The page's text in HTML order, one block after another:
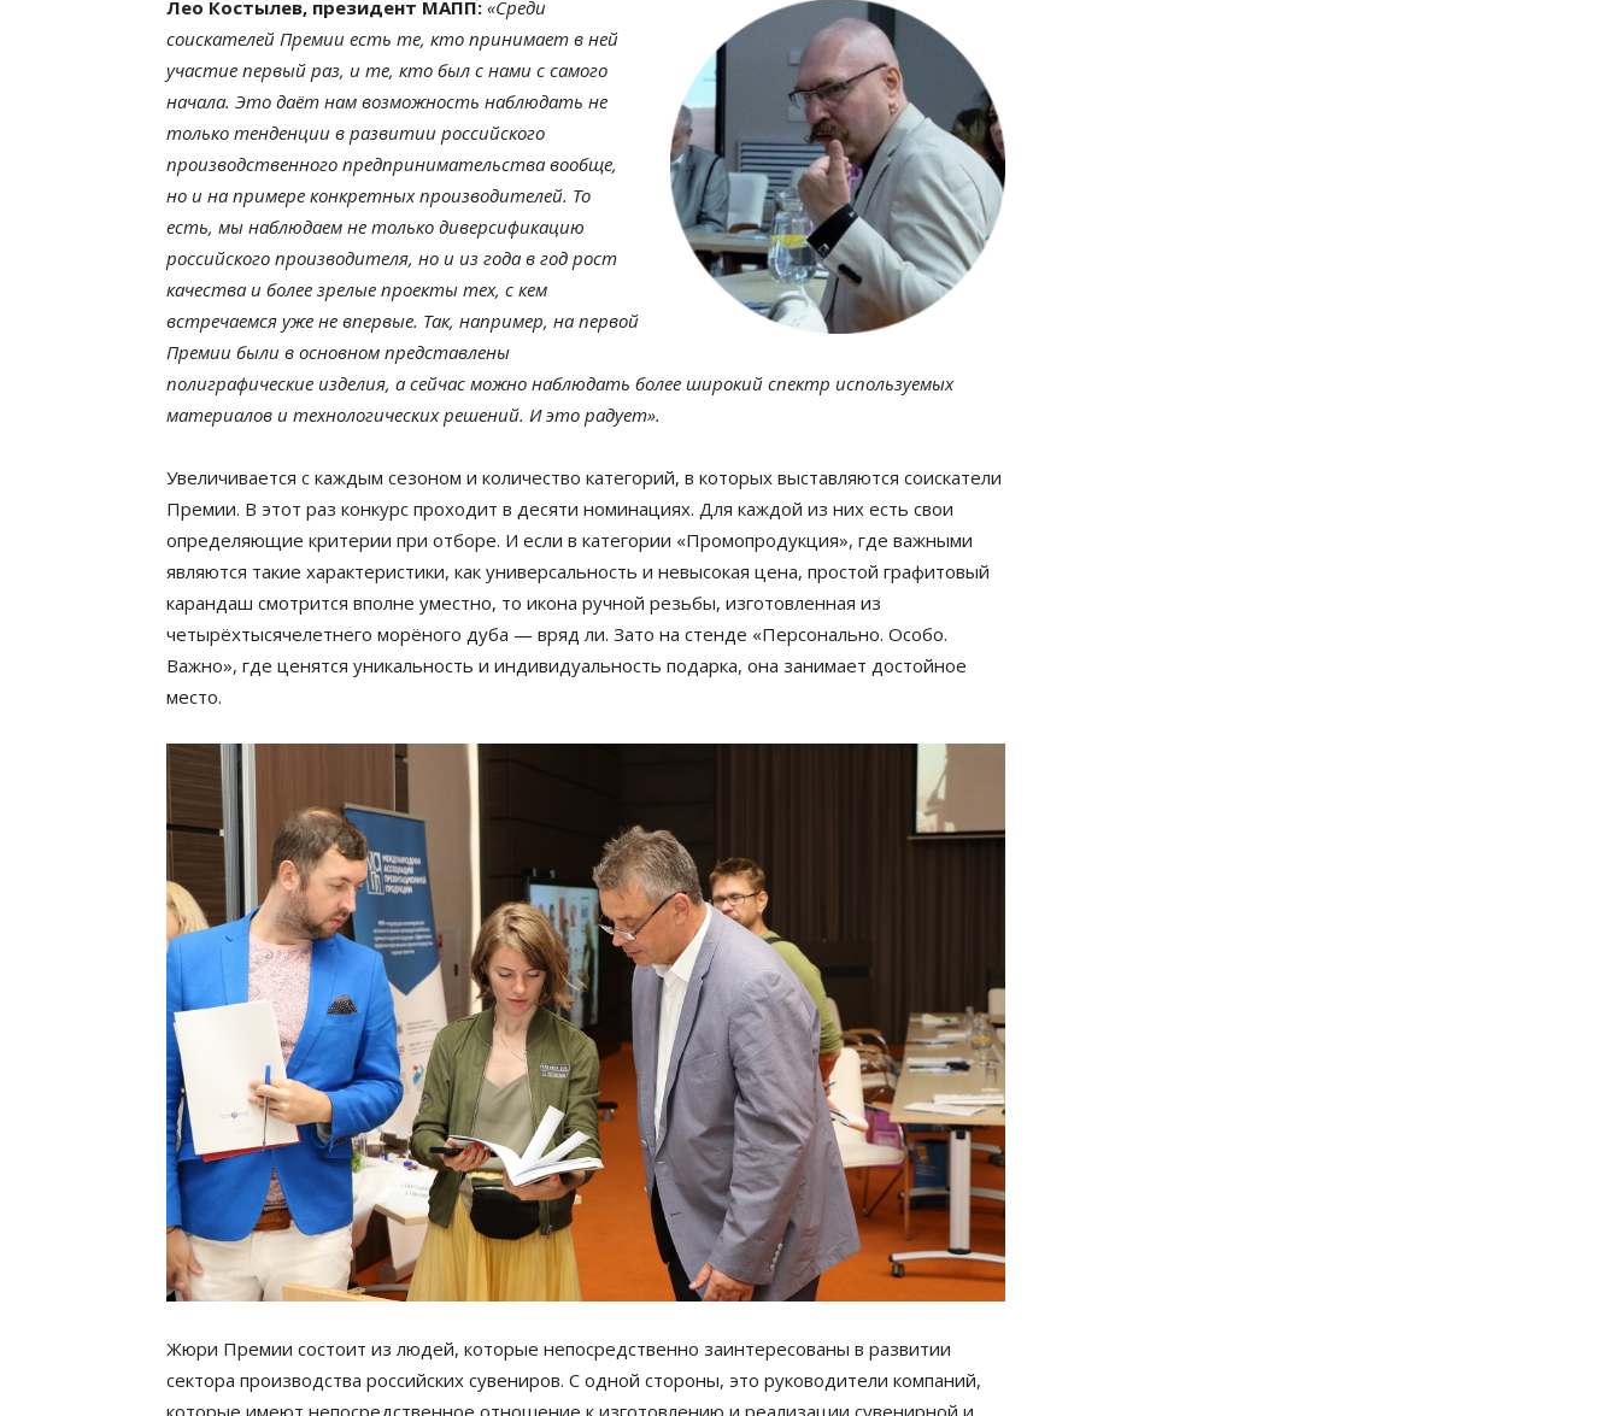
Лео Костылев, президент МАПП: «Среди
соискателей Премии есть те, кто принимает в ней
участие первый раз, и те, кто был с нами с самого
начала. Это даёт нам возможность наблюдать не
только тенденции в развитии российского
производственного предпринимательства вообще,
но и на примере конкретных производителей. То
есть, мы наблюдаем не только диверсификацию
российского производителя, но и из года в год рост
качества и более зрелые проекты тех, с кем
встречаемся уже не впервые. Так, например, на первой
Премии были в основном представлены
полиграфические изделия, а сейчас можно наблюдать более широкий спектр используемых
материалов и технологических решений. И это радует».
Увеличивается с каждым сезоном и количество категорий, в которых выставляются соискатели
Премии. В этот раз конкурс проходит в десяти номинациях. Для каждой из них есть свои
определяющие критерии при отборе. И если в категории «Промопродукция», где важными
являются такие характеристики, как универсальность и невысокая цена, простой графитовый
карандаш смотрится вполне уместно, то икона ручной резьбы, изготовленная из
четырёхтысячелетнего морёного дуба — вряд ли. Зато на стенде «Персонально. Особо.
Важно», где ценятся уникальность и индивидуальность подарка, она занимает достойное
место.
Жюри Премии состоит из людей, которые непосредственно заинтересованы в развитии
сектора производства российских сувениров. С одной стороны, это руководители компаний,